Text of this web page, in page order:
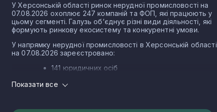
У Херсонській області ринок нерудної промисловості на
07.08.2026 охоплює 247 компаній та ФОП, які працюють у
цьому сегменті. Галузь об’єднує різні види діяльності, які
формують ринкову екосистему та конкурентні умови.
У напрямку нерудної промисловості в Херсонській області
на 07.08.2026 зареєстровано:
141 юридичних осіб
Показати все